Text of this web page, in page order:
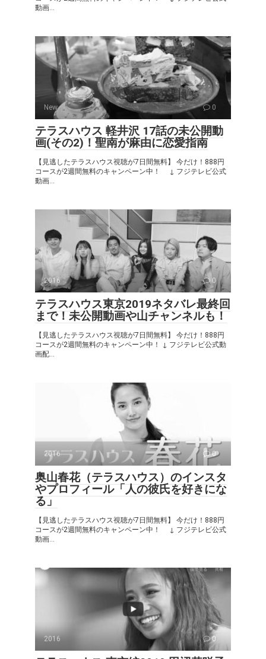
動画...
New 0
テラスハウス 軽井沢 17話の未公開動
画(その2)！聖南が麻由に恋愛指南
【見逃したテラスハウス視聴が7日間無料】 今だけ！888円
コースが2週間無料のキャンペーン中！ ↓ フジテレビ公式
動画...
2016 0
テラスハウス東京2019ネタバレ最終回
まで！未公開動画や山チャンネルも！
【見逃したテラスハウス視聴が7日間無料】 今だけ！888円
コースが2週間無料のキャンペーン中！ ↓ フジテレビ公式動
画配...
2016 0
奥山春花（テラスハウス）のインスタ
やプロフィール「人の彼氏を好きにな
る」
【見逃したテラスハウス視聴が7日間無料】 今だけ！888円
コースが2週間無料のキャンペーン中！ ↓ フジテレビ公式
動画...
2016 0